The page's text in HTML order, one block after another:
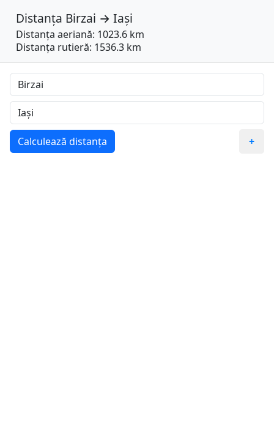
Distanța Birzai → Iași
Distanța aeriană: 1023.6 km
Distanța rutieră: 1536.3 km
Calculează distanța +